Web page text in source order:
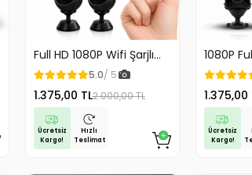
Full HD 1080P Wifi Şarjlı
Mini Güvenlik Kamerası
Geniş Açılı Balık Gözü
Maksimum Görüntü
Kalitesi
5.0/ 5
1.375,00 TL2.000,00 TL
Ücretsiz
Kargo!
Hızlı
Teslimat
1080P
Mini
Geniş
Kalitesi
1.375,00
Ücretsiz
Kargo!